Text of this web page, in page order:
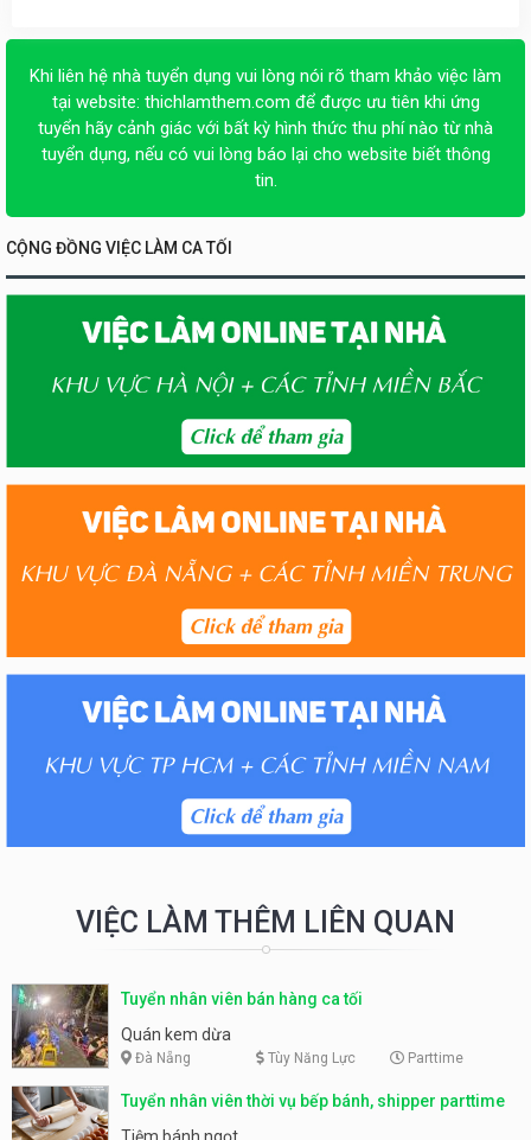
Khi liên hệ nhà tuyển dụng vui lòng nói rõ tham khảo việc làm
tại website: thichlamthem.com để được ưu tiên khi ứng
tuyển hãy cảnh giác với bất kỳ hình thức thu phí nào từ nhà
tuyển dụng, nếu có vui lòng báo lại cho website biết thông
tin.
CỘNG ĐỒNG VIỆC LÀM CA TỐI
VIỆC LÀM THÊM LIÊN QUAN
Tuyển nhân viên bán hàng ca tối
Quán kem dừa
Đà Nẵng Tùy Năng Lực Parttime
Tuyển nhân viên thời vụ bếp bánh, shipper parttime
Tiệm bánh ngọt